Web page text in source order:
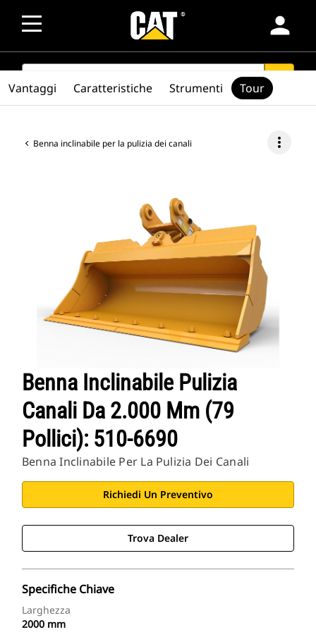
person
SEARCH search
Benna inclinabile per la pulizia dei canali more_vert
Benna Inclinabile Pulizia
Canali Da 2.000 Mm (79
Pollici): 510-6690
Benna Inclinabile Per La Pulizia Dei Canali
Richiedi Un Preventivo
Trova Dealer
Specifiche Chiave
Larghezza
2000 mm
Vantaggi Caratteristiche Strumenti Tour